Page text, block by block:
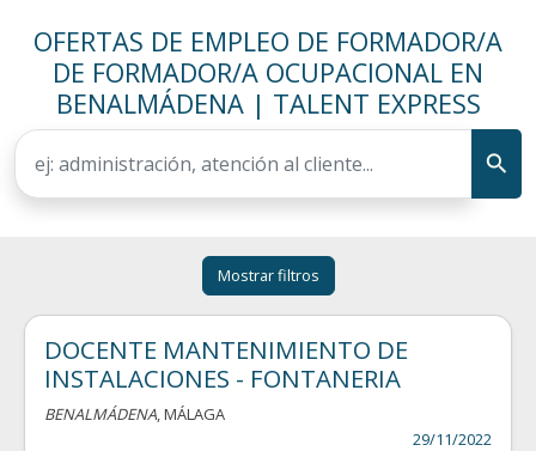
OFERTAS DE EMPLEO DE FORMADOR/A
DE FORMADOR/A OCUPACIONAL EN
BENALMÁDENA | TALENT EXPRESS
Mostrar filtros
DOCENTE MANTENIMIENTO DE
INSTALACIONES - FONTANERIA
BENALMÁDENA, MÁLAGA
29/11/2022